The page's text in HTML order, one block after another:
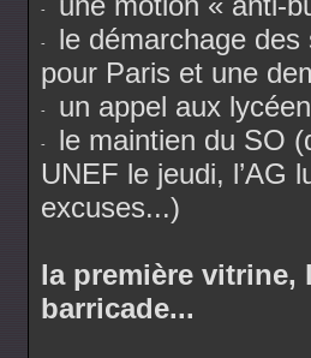
le démarchage
pour Paris et une
un appel aux
le maintien du SO
UNEF le jeudi, l’AG
excuses...)
la première vitrine,
barricade...